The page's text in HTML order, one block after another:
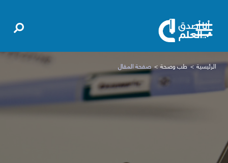
الرئيسية طب وصحة صفحة المقال